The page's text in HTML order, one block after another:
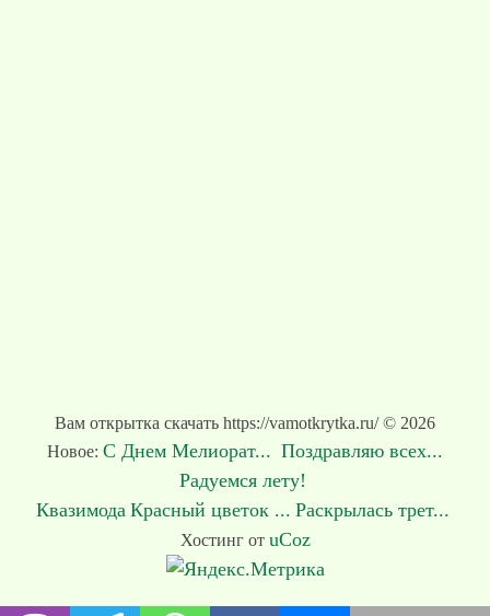
Вам открытка скачать https://vamotkrytka.ru/ © 2026
Новое: С Днем Мелиорат... Поздравляю всех...
Радуемся лету!
Квазимода Красный цветок ... Раскрылась трет...
Хостинг от uCoz